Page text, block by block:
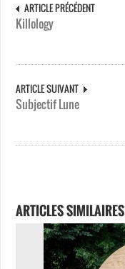
ARTICLE PRÉCÉDENT
Killology
ARTICLE SUIVANT
Subjectif Lune
ARTICLES SIMILAIRES